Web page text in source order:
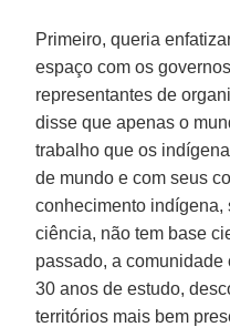
Primeiro, queria
espaço com os
representantes de
disse que apenas o
trabalho que os
de mundo e com seus
conhecimento indígena,
ciência, não tem base
passado, a
30 anos de estudo,
territórios mais bem